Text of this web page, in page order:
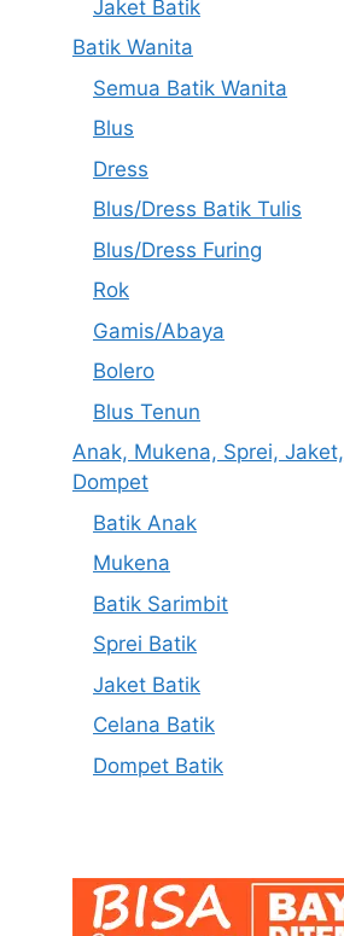
Jaket Batik
Batik Wanita
Semua Batik Wanita
Blus
Dress
Blus/Dress Batik Tulis
Blus/Dress Furing
Rok
Gamis/Abaya
Bolero
Blus Tenun
Anak, Mukena, Sprei,
Dompet
Batik Anak
Mukena
Batik Sarimbit
Sprei Batik
Jaket Batik
Celana Batik
Dompet Batik